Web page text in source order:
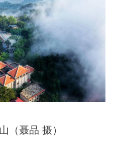
（聂品 摄）